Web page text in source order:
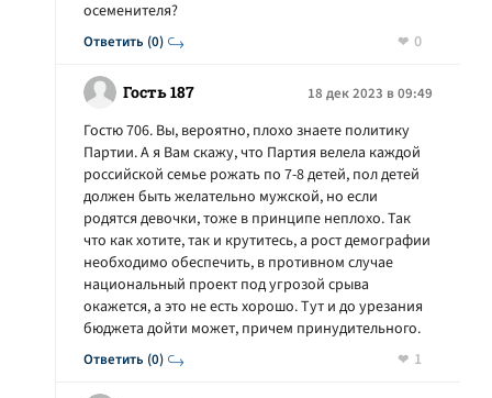
Ответить (0)
осеменителя?
0
Гость 187 18 дек 2023 в 09:49
Ответить (0)
Гостю 706. Вы, вероятно, плохо знаете политику
Партии. А я Вам скажу, что Партия велела каждой
российской семье рожать по 7-8 детей, пол детей
должен быть желательно мужской, но если
родятся девочки, тоже в принципе неплохо. Так
что как хотите, так и крутитесь, а рост демографии
необходимо обеспечить, в противном случае
национальный проект под угрозой срыва
окажется, а это не есть хорошо. Тут и до урезания
бюджета дойти может, причем принудительного.
1